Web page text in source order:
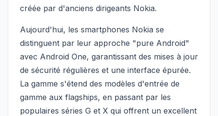
créée par d'anciens dirigeants Nokia.
Aujourd'hui, les smartphones Nokia se
distinguent par leur approche "pure Android"
avec Android One, garantissant des mises à jour
de sécurité régulières et une interface épurée.
La gamme s'étend des modèles d'entrée de
gamme aux flagships, en passant par les
populaires séries G et X qui offrent un excellent